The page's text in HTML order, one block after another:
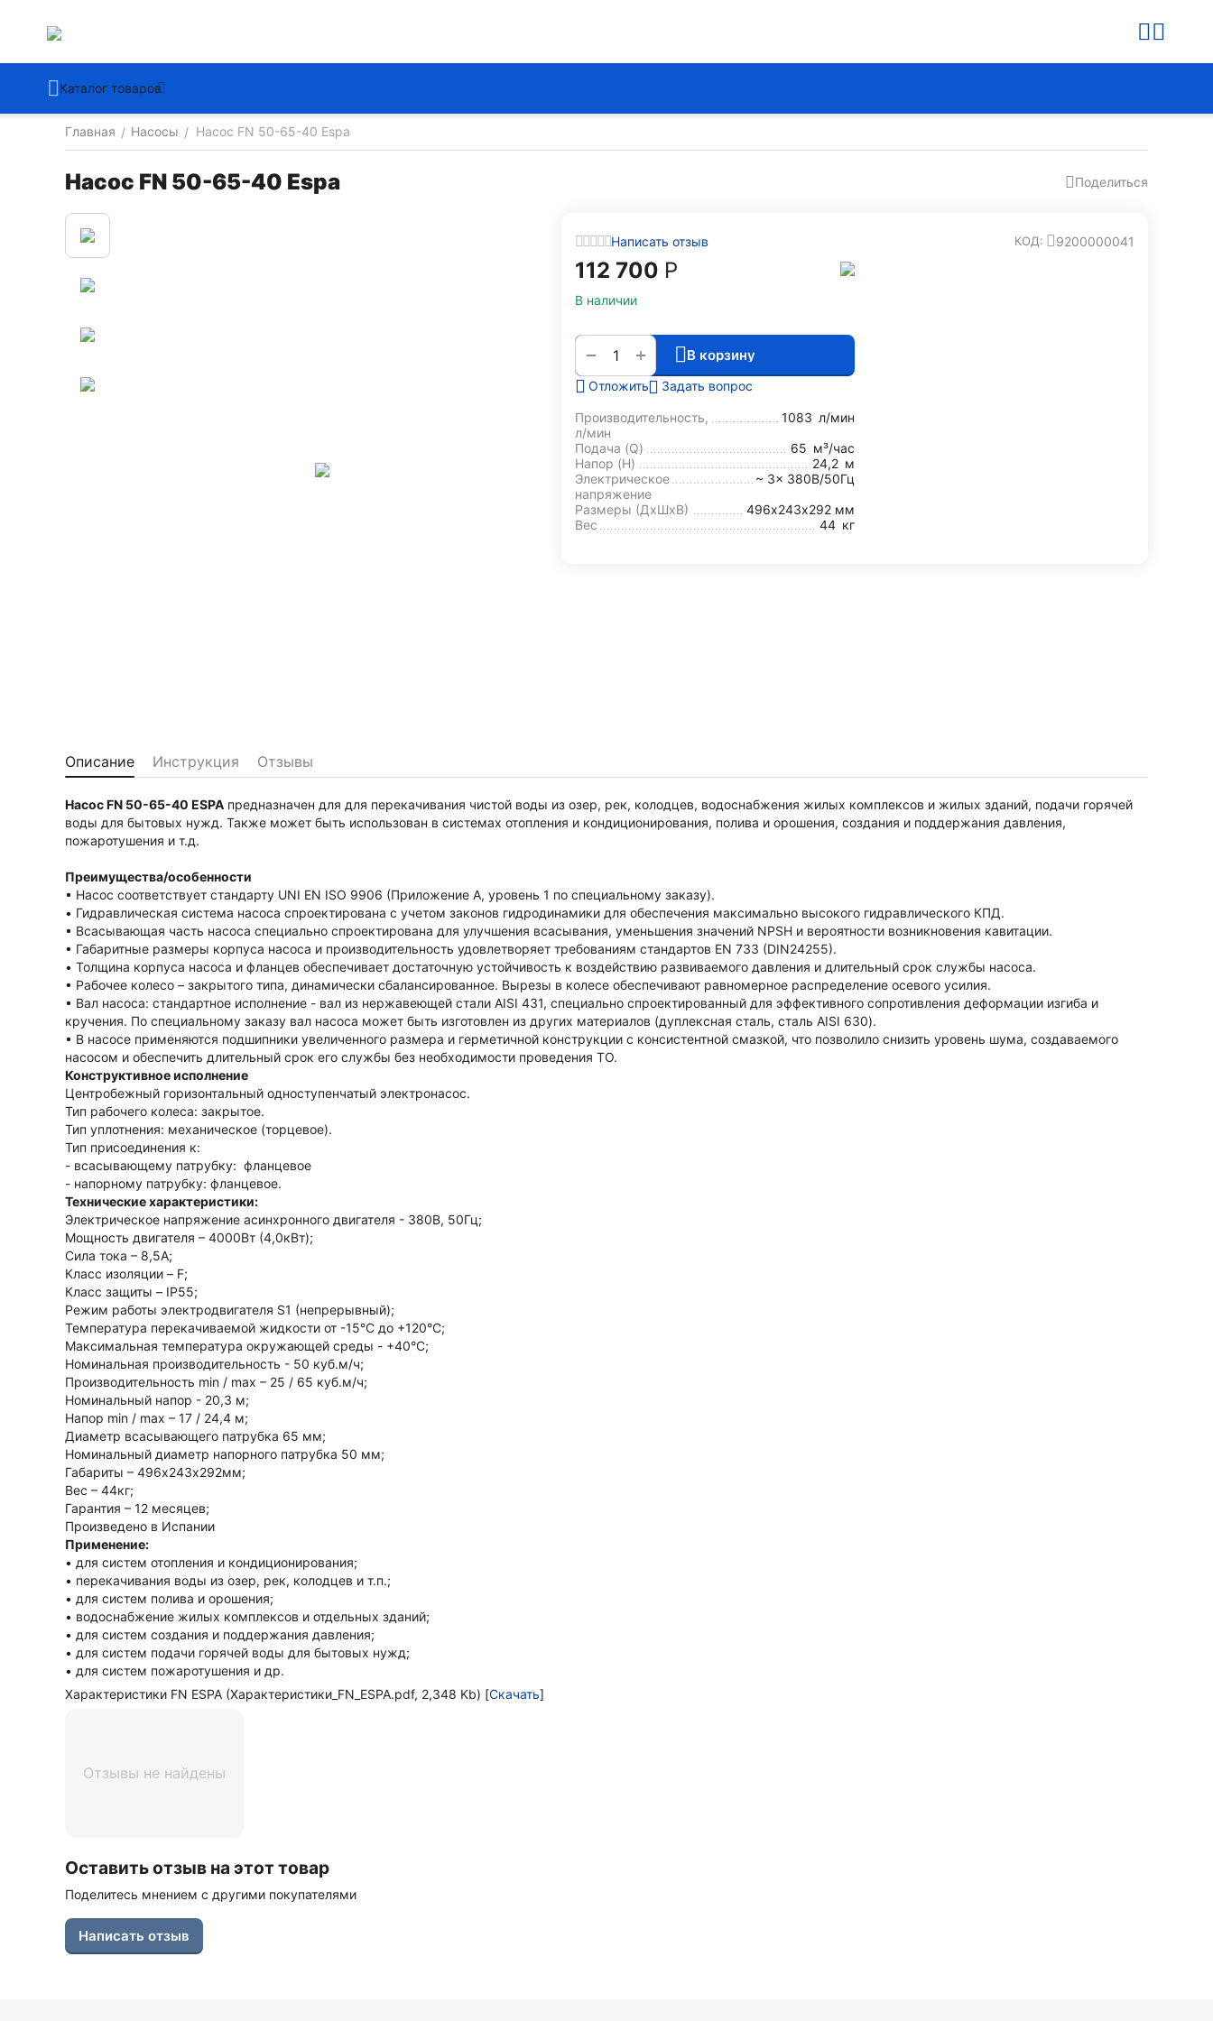
Каталог товаров
Главная / Насосы / Насос FN 50-65-40 Espa
Насос FN 50-65-40 Espa Поделиться
Написать отзыв КОД: 9200000041
112 700 Р
В наличии
+
− В корзину
Отложить Задать вопрос
Производительность,
л/мин
1083 л/мин
Подача (Q)
65 м³/час
Напор (H)
24,2 м
Электрическое
напряжение
~ 3x 380В/50Гц
Размеры (ДхШxВ)
496х243х292 мм
Вес
44 кг
Описание Инструкция Отзывы
Насос FN 50-65-40 ESPA предназначен для для перекачивания чистой воды из озер, рек, колодцев, водоснабжения жилых комплексов и жилых зданий, подачи горячей
воды для бытовых нужд. Также может быть использован в системах отопления и кондиционирования, полива и орошения, создания и поддержания давления,
пожаротушения и т.д.
Преимущества/особенности
• Насос соответствует стандарту UNI EN ISO 9906 (Приложение A, уровень 1 по специальному заказу).
• Гидравлическая система насоса спроектирована с учетом законов гидродинамики для обеспечения максимально высокого гидравлического КПД.
• Всасывающая часть насоса специально спроектирована для улучшения всасывания, уменьшения значений NPSH и вероятности возникновения кавитации.
• Габаритные размеры корпуса насоса и производительность удовлетворяет требованиям стандартов EN 733 (DIN24255).
• Толщина корпуса насоса и фланцев обеспечивает достаточную устойчивость к воздействию развиваемого давления и длительный срок службы насоса.
• Рабочее колесо – закрытого типа, динамически сбалансированное. Вырезы в колесе обеспечивают равномерное распределение осевого усилия.
• Вал насоса: стандартное исполнение - вал из нержавеющей стали AISI 431, специально спроектированный для эффективного сопротивления деформации изгиба и
кручения. По специальному заказу вал насоса может быть изготовлен из других материалов (дуплексная сталь, сталь AISI 630).
• В насосе применяются подшипники увеличенного размера и герметичной конструкции с консистентной смазкой, что позволило снизить уровень шума, создаваемого
насосом и обеспечить длительный срок его службы без необходимости проведения ТО.
Конструктивное исполнение
Центробежный горизонтальный одноступенчатый электронасос.
Тип рабочего колеса: закрытое.
Тип уплотнения: механическое (торцевое).
Тип присоединения к:
- всасывающему патрубку: фланцевое
- напорному патрубку: фланцевое.
Технические характеристики:
Электрическое напряжение асинхронного двигателя - 380В, 50Гц;
Мощность двигателя – 4000Вт (4,0кВт);
Сила тока – 8,5А;
Класс изоляции – F;
Класс защиты – IP55;
Режим работы электродвигателя S1 (непрерывный);
Температура перекачиваемой жидкости от -15°С до +120°С;
Максимальная температура окружающей среды - +40°С;
Номинальная производительность - 50 куб.м/ч;
Производительность min / max – 25 / 65 куб.м/ч;
Номинальный напор - 20,3 м;
Напор min / max – 17 / 24,4 м;
Диаметр всасывающего патрубка 65 мм;
Номинальный диаметр напорного патрубка 50 мм;
Габариты – 496х243х292мм;
Вес – 44кг;
Гарантия – 12 месяцев;
Произведено в Испании
Применение:
• для систем отопления и кондиционирования;
• перекачивания воды из озер, рек, колодцев и т.п.;
• для систем полива и орошения;
• водоснабжение жилых комплексов и отдельных зданий;
• для систем создания и поддержания давления;
• для систем подачи горячей воды для бытовых нужд;
• для систем пожаротушения и др.
Характеристики FN ESPA (Характеристики_FN_ESPA.pdf, 2,348 Kb) [Скачать]
Отзывы не найдены
Оставить отзыв на этот товар
Поделитесь мнением с другими покупателями
Написать отзыв